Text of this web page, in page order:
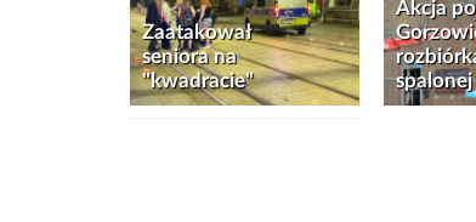
Zaatakował
seniora na
"kwadracie"
Akcja
spalonej